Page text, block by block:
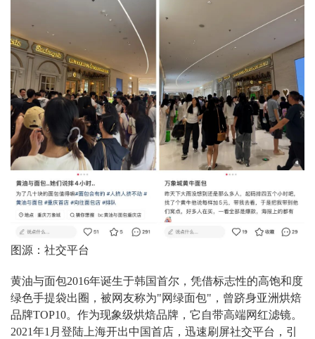
图源：社交平台
黄油与面包2016年诞生于韩国首尔，凭借标志性的高饱和度
绿色手提袋出圈，被网友称为"网绿面包"，曾跻身亚洲烘焙
品牌TOP10。作为现象级烘焙品牌，它自带高端网红滤镜。
2021年1月登陆上海开出中国首店，迅速刷屏社交平台，引